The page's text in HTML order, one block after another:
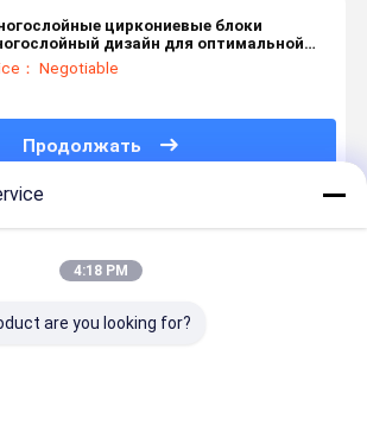
циркониевые блоки
дизайн для оптимальной
прозрачности
： Negotiable
Продолжать
Продукты
4:18 PM
are you looking for?